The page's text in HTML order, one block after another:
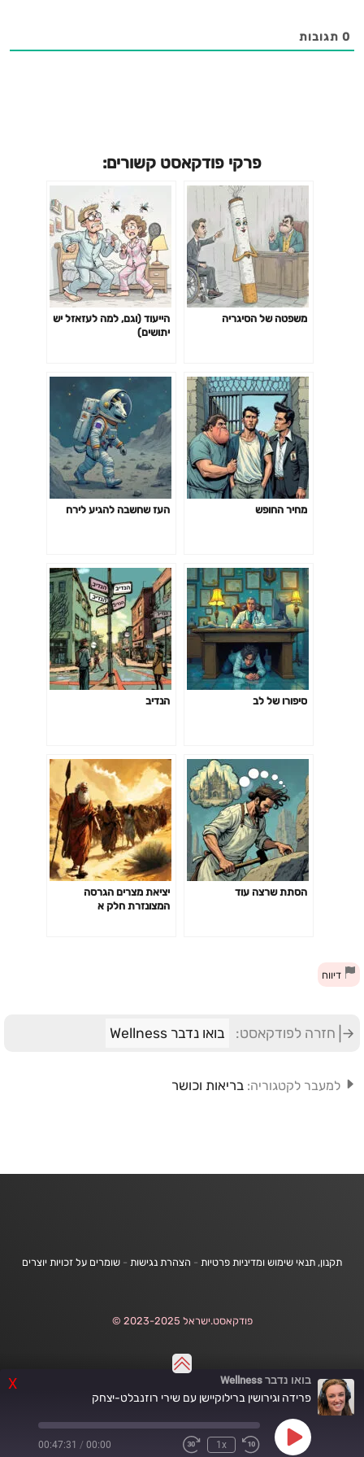
X בואו נדבר Wellness
פרידה וגירושין ברילוקיישן עם שירי רוזנבלט-יצחק
Play
Rewind
1x
Fast
00:00
/
00:47:31
0 תגובות
פרקי פודקאסט קשורים:
משפטה של הסיגריה
הייעוד (וגם, למה לעזאזל יש
יתושים)
מחיר החופש העז שחשבה להגיע לירח
סיפורו של לב הנדיב
הסתת שרצה עוד
יציאת מצרים הגרסה
המצונזרת חלק א
דיווח
חזרה לפודקאסט: בואו נדבר Wellness
למעבר לקטגוריה: בריאות וכושר
תקנון, תנאי שימוש ומדיניות פרטיות - הצהרת נגישות - שומרים על זכויות יוצרים
פודקאסט.ישראל 2023-2025 ©